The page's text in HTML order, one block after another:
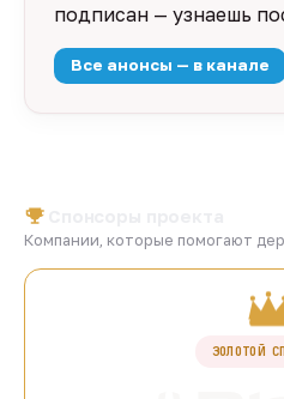
подписан — узнаешь
Все анонсы — в канале
Компании, которые помогают
ЗОЛОТОЙ